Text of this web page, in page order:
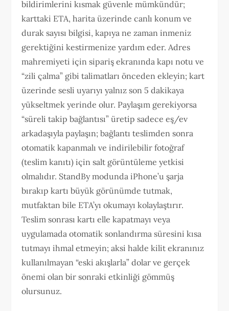
bildirimlerini kısmak güvenle mümkündür;
karttaki ETA, harita üzerinde canlı konum ve
durak sayısı bilgisi, kapıya ne zaman inmeniz
gerektiğini kestirmenize yardım eder. Adres
mahremiyeti için sipariş ekranında kapı notu ve
“zili çalma” gibi talimatları önceden ekleyin; kart
üzerinde sesli uyarıyı yalnız son 5 dakikaya
yükseltmek yerinde olur. Paylaşım gerekiyorsa
“süreli takip bağlantısı” üretip sadece eş/ev
arkadaşıyla paylaşın; bağlantı teslimden sonra
otomatik kapanmalı ve indirilebilir fotoğraf
(teslim kanıtı) için salt görüntüleme yetkisi
olmalıdır. StandBy modunda iPhone’u şarja
bırakıp kartı büyük görünümde tutmak,
mutfaktan bile ETA’yı okumayı kolaylaştırır.
Teslim sonrası kartı elle kapatmayı veya
uygulamada otomatik sonlandırma süresini kısa
tutmayı ihmal etmeyin; aksi halde kilit ekranınız
kullanılmayan “eski akışlarla” dolar ve gerçek
önemi olan bir sonraki etkinliği gömmüş
olursunuz.